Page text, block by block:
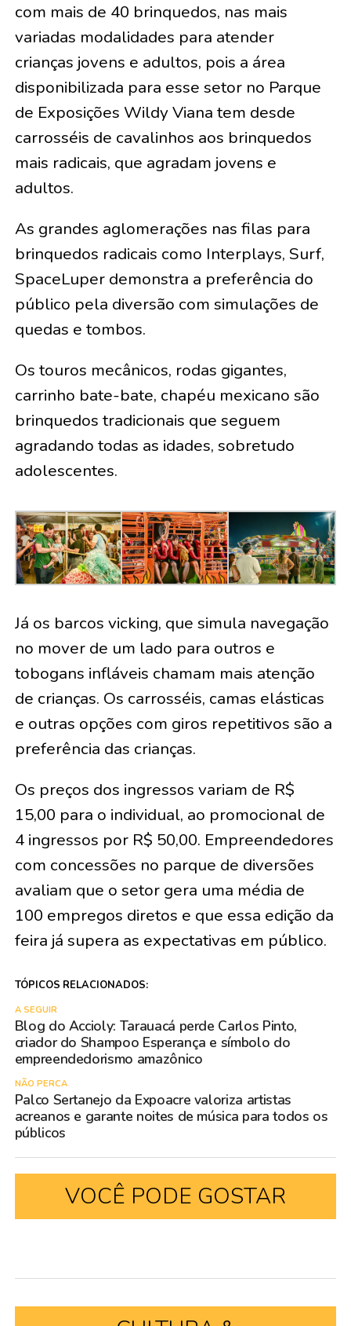
com mais de 40 brinquedos, nas mais
variadas modalidades para atender
crianças jovens e adultos, pois a área
disponibilizada para esse setor no Parque
de Exposições Wildy Viana tem desde
carrosséis de cavalinhos aos brinquedos
mais radicais, que agradam jovens e
adultos.
As grandes aglomerações nas filas para
brinquedos radicais como Interplays, Surf,
SpaceLuper demonstra a preferência do
público pela diversão com simulações de
quedas e tombos.
Os touros mecânicos, rodas gigantes,
carrinho bate-bate, chapéu mexicano são
brinquedos tradicionais que seguem
agradando todas as idades, sobretudo
adolescentes.
Já os barcos vicking, que simula navegação
no mover de um lado para outros e
tobogans infláveis chamam mais atenção
de crianças. Os carrosséis, camas elásticas
e outras opções com giros repetitivos são a
preferência das crianças.
Os preços dos ingressos variam de R$
15,00 para o individual, ao promocional de
4 ingressos por R$ 50,00. Empreendedores
com concessões no parque de diversões
avaliam que o setor gera uma média de
100 empregos diretos e que essa edição da
feira já supera as expectativas em público.
TÓPICOS RELACIONADOS:
A SEGUIR
Blog do Accioly: Tarauacá perde Carlos Pinto,
criador do Shampoo Esperança e símbolo do
empreendedorismo amazônico
NÃO PERCA
Palco Sertanejo da Expoacre valoriza artistas
acreanos e garante noites de música para todos os
públicos
VOCÊ PODE GOSTAR